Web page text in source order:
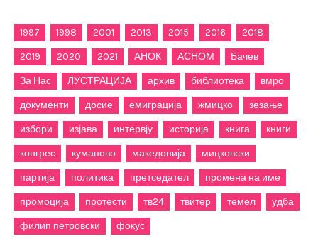
1997 1998 2001 2013 2015 2016
2018
2019
2020 2021 АНОК АСНОМ
Бачев
За Нас
ЛУСТРАЦИЈА архив библиотека
вмро
документи
досие емиграција жмицко
зезање
избори
изјава интервју историја книга
книги
конгрес
куманово македонија
мицковски
партија
политика претседател
промена на име
промоција
протести тв24 твитер темел
удба
филип петровски
фокус